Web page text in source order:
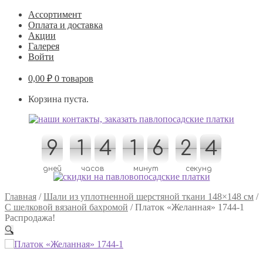
Ассортимент
Оплата и доставка
Акции
Галерея
Войти
0,00 ₽ 0 товаров
Корзина пуста.
9
9
дней
1
1 4
4
часов
1
1 6
6
минут
2
2 4
3
3
4
секунд
Главная /Шали из уплотненной шерстяной ткани 148×148 см /
С шелковой вязаной бахромой /Платок «Желанная» 1744-1
Распродажа!
🔍